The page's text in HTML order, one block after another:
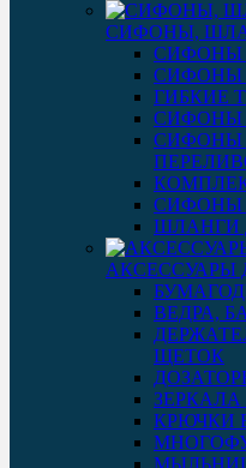
СИФОНЫ,
СИФОНЫ
СИФОНЫ
ГИБКИЕ
СИФОНЫ
СИФОНЫ
СИФОНЫ
ШЛАНГИ
ВЕДРА,
ЩЕТОК
КРЮЧКИ